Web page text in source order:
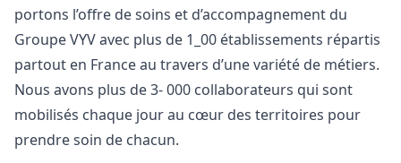
portons l’offre de soins et d’accompagnement du
Groupe VYV avec plus de 1_00 établissements répartis
partout en France au travers d’une variété de métiers.
Nous avons plus de 3- 000 collaborateurs qui sont
mobilisés chaque jour au cœur des territoires pour
prendre soin de chacun.